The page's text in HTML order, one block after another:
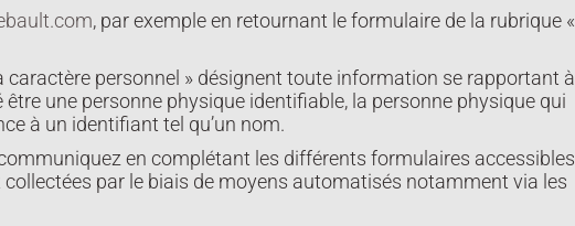
, par exemple en retournant le formulaire de la rubrique «
caractère personnel » désignent toute information se rapportant à
une personne physique identifiable, la personne physique qui
à un identifiant tel qu’un nom.
en complétant les différents formulaires accessibles
par le biais de moyens automatisés notamment via les